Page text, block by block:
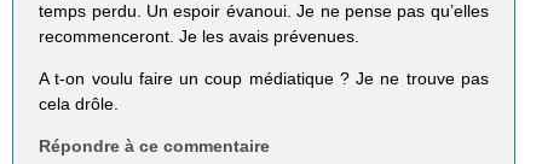
temps perdu. Un espoir évanoui. Je ne pense pas qu’elles
recommenceront. Je les avais prévenues.
A t-on voulu faire un coup médiatique ? Je ne trouve pas
cela drôle.
Répondre à ce commentaire